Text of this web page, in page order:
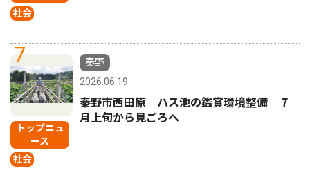
社会
7
トップニュ
ース
社会
秦野
2026.06.19
秦野市西田原 ハス池の鑑賞環境整備 ７
月上旬から見ごろへ